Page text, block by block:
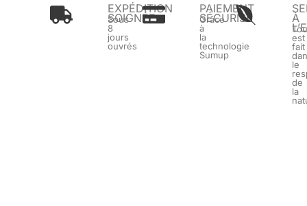
EXPÉDITION
SOIGNÉE
Sous
8
jours
ouvrés
PAIEMENT
SÉCURISÉ
Grâce
à
la
technologie
Sumup
À
est
fait
le
de
la